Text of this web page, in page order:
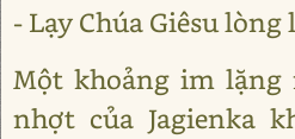
- Lạy Chúa Giêsu lòng
Một khoảng im
nhợt của Jagienka